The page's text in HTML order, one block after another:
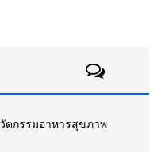
ตกรรมอาหารสุขภาพ